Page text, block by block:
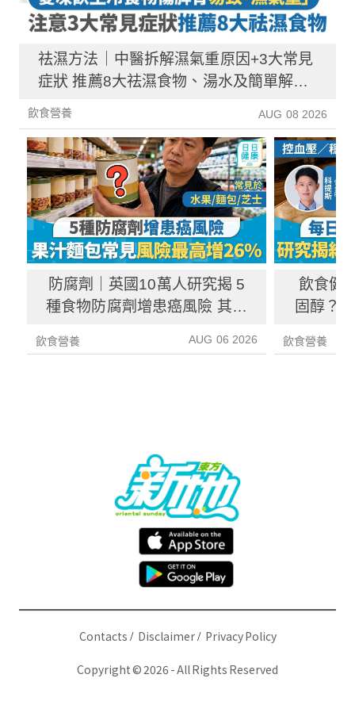
祛濕方法｜中醫拆解濕氣重原因+3大常見
症狀 推薦8大祛濕食物、湯水及簡單解決
方法！
飲食營養 AUG 08 2026
防腐劑｜英國10萬人研究揭 5
種食物防腐劑增患癌風險 其中
飲食營養 AUG 06 2026
飲食健
固醇？
飲食營養